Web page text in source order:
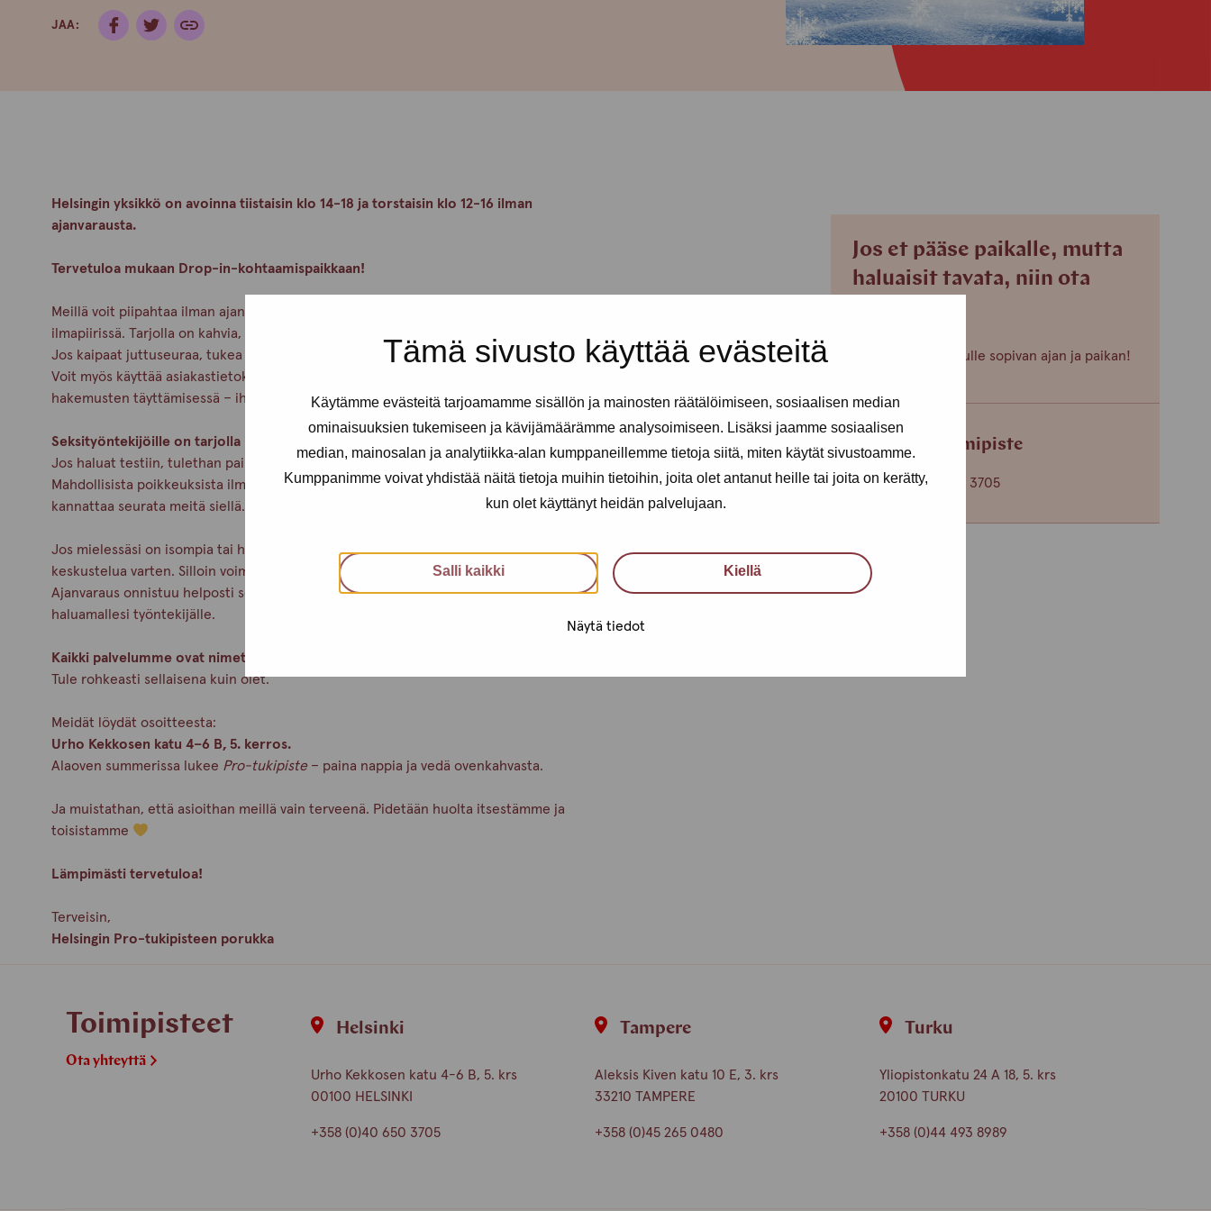
Tämä sivusto käyttää evästeitä
Käytämme evästeitä tarjoamamme sisällön ja mainosten räätälöimiseen, sosiaalisen median
ominaisuuksien tukemiseen ja kävijämäärämme analysoimiseen. Lisäksi jaamme sosiaalisen
median, mainosalan ja analytiikka-alan kumppaneillemme tietoja siitä, miten käytät sivustoamme.
Kumppanimme voivat yhdistää näitä tietoja muihin tietoihin, joita olet antanut heille tai joita on kerätty,
kun olet käyttänyt heidän palvelujaan.
Salli kaikki Kiellä
Näytä tiedot
JAA:
Helsingin yksikkö on avoinna tiistaisin klo 14-18 ja torstaisin klo 12-16 ilman
ajanvarausta.
Tervetuloa mukaan Drop-in-kohtaamispaikkaan!
Meillä voit piipahtaa ilman ajanvarausta viettämään hetken rennossa ja turvallisessa
ilmapiirissä. Tarjolla on kahvia, pientä purtavaa ja ennen kaikkea mukavaa yhdessäoloa.
Jos kaipaat juttuseuraa, tukea tai neuvoja, meidän työntekijät ovat täällä sinua varten.
Voit myös käyttää asiakastietokonetta ja saat apua esimerkiksi lomakkeiden tai
hakemusten täyttämisessä – ihan rauhassa ja omassa tahdissasi.
Seksityöntekijöille on tarjolla ilmaiset seksitautitestit koko drop-in-ajan!
Jos haluat testiin, tulethan paikalle viimeistään klo 15.00 – näin ehdit varmasti testiin.
Mahdollisista poikkeuksista ilmoitamme aina Pro-tukipisteen Instagramissa, joten
kannattaa seurata meitä siellä.
Jos mielessäsi on isompia tai henkilökohtaisempia asioita, voit myös varata ajan erillistä
keskustelua varten. Silloin voimme keskittyä kunnolla juuri sinun tilanteeseesi.
Ajanvaraus onnistuu helposti soittamalla meille Helsingin toimipisteeseen tai suoraan
haluamallesi työntekijälle.
Kaikki palvelumme ovat nimettömiä ja maksuttomia.
Tule rohkeasti sellaisena kuin olet.
Meidät löydät osoitteesta:
Urho Kekkosen katu 4–6 B, 5. kerros.
Alaoven summerissa lukee Pro-tukipiste– paina nappia ja vedä ovenkahvasta.
Ja muistathan, että asioithan meillä vain terveenä. Pidetään huolta itsestämme ja
toisistamme
Lämpimästi tervetuloa!
Terveisin,
Helsingin Pro-tukipisteen porukka
Jos et pääse paikalle, mutta
haluaisit tavata, niin ota
Voimme sopia sinulle sopivan ajan ja paikan!
Helsingin toimipiste
+358 (0)40 650 3705
Toimipisteet
Ota yhteyttä
Helsinki
Urho Kekkosen katu 4-6 B, 5. krs
00100 HELSINKI
+358 (0)40 650 3705
Tampere
Aleksis Kiven katu 10 E, 3. krs
33210 TAMPERE
+358 (0)45 265 0480
Turku
Yliopistonkatu 24 A 18, 5. krs
20100 TURKU
+358 (0)44 493 8989